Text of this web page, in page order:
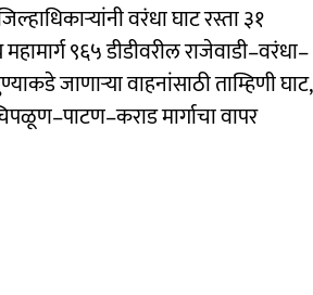
वरंधा घाट रस्ता ३१
९६५ डीडीवरील राजेवाडी–वरंधा–
जाणाऱ्या वाहनांसाठी ताम्हिणी घाट,
मार्गाचा वापर